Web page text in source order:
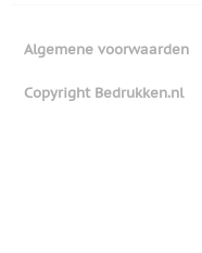
Algemene voorwaarden
Copyright Bedrukken.nl